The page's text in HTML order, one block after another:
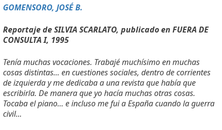
GOMENSORO, JOSÉ B.
Reportaje de SILVIA SCARLATO, publicado en FUERA DE
CONSULTA I, 1995
Tenía muchas vocaciones. Trabajé muchísimo en muchas
cosas distintas... en cuestiones sociales, dentro de corrientes
de izquierda y me dedicaba a una revista que había que
escribirla. De manera que yo hacía muchas otras cosas.
Tocaba el piano... e incluso me fui a España cuando la guerra
civil...